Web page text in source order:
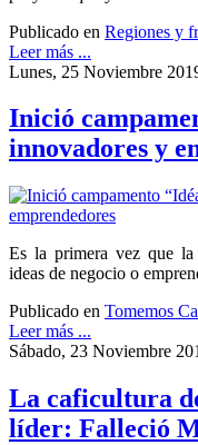
Publicado en Regiones y
Leer más ...
Lunes, 25 Noviembre
Inició
innovadores y
Es la primera vez que
ideas de negocio o
Publicado en Tomemos
Leer más ...
Sábado, 23 Noviembre
La caficultura
líder: Falleció